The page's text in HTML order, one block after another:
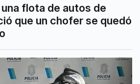
flota de autos de
que un chofer se quedó